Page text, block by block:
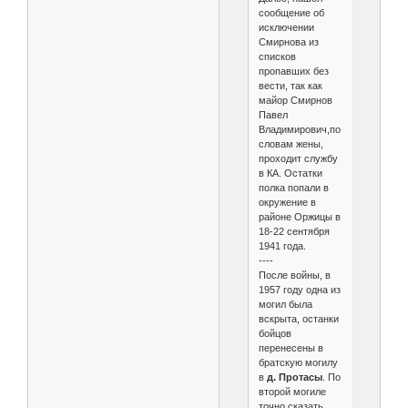
сообщение об
исключении
Смирнова из
списков
пропавших без
вести, так как
майор Смирнов
Павел
Владимирович,по
словам жены,
проходит службу
в КА. Остатки
полка попали в
окружение в
районе Оржицы в
18-22 сентября
1941 года.
----
После войны, в
1957 году одна из
могил была
вскрыта, останки
бойцов
перенесены в
братскую могилу
вд. Протасы. По
второй могиле
точно сказать